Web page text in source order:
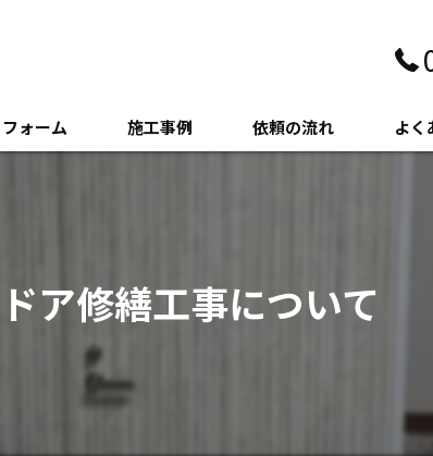
ォーム 施工事例 依頼の流れ よく
ドア修繕工事について